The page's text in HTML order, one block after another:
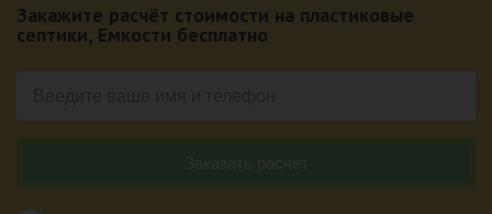
Закажите расчёт стоимости на пластиковые
септики, Емкости бесплатно